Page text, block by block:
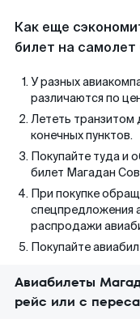
Как еще
билет на
У разных
различаются по
Лететь транзитом
конечных пунктов.
Покупайте туда и
билет Магадан
При покупке
спецпредложения
распродажи
Покупайте
Авиабилеты
рейс или с